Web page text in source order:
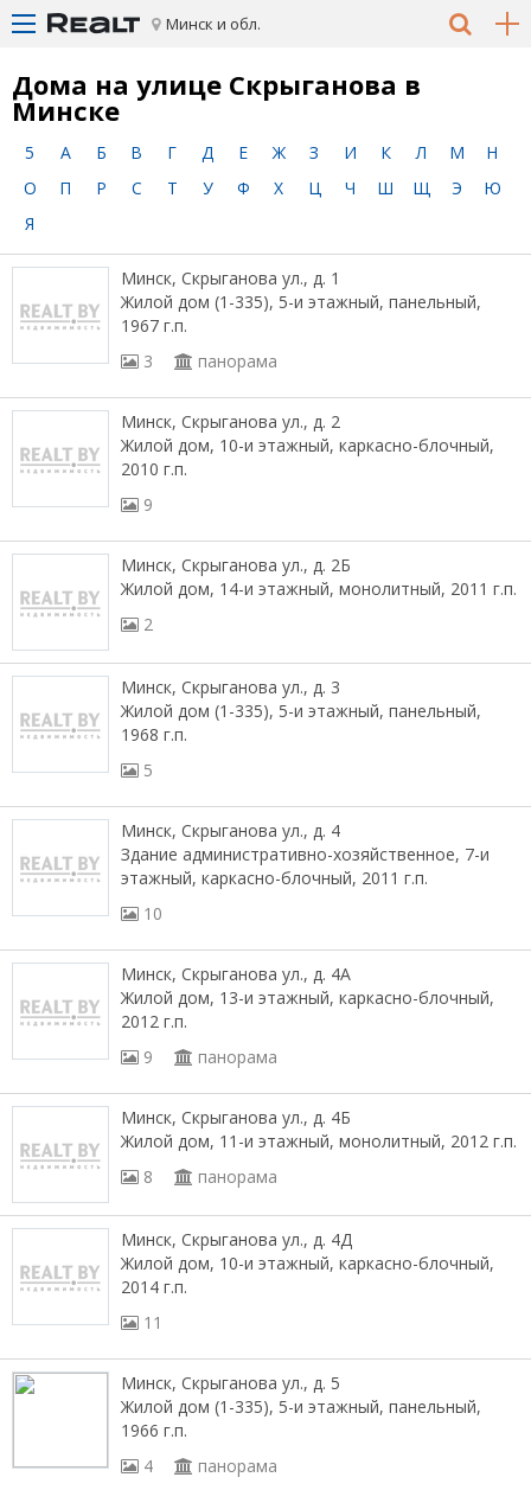
Минск и обл.
Дома на улице Скрыганова в
Минске
5 А Б В Г Д Е Ж З И К Л М
Н
О
П Р С Т У Ф Х Ц Ч Ш Щ Э
Ю
Я
Минск, Скрыганова ул., д. 1
Жилой дом (1-335), 5-и этажный, панельный,
1967 г.п.
3
панорама
Минск, Скрыганова ул., д. 2
Жилой дом, 10-и этажный, каркасно-блочный,
2010 г.п.
9
Минск, Скрыганова ул., д. 2Б
Жилой дом, 14-и этажный, монолитный, 2011 г.п.
2
Минск, Скрыганова ул., д. 3
Жилой дом (1-335), 5-и этажный, панельный,
1968 г.п.
5
Минск, Скрыганова ул., д. 4
Здание административно-хозяйственное, 7-и
этажный, каркасно-блочный, 2011 г.п.
10
Минск, Скрыганова ул., д. 4А
Жилой дом, 13-и этажный, каркасно-блочный,
2012 г.п.
9
панорама
Минск, Скрыганова ул., д. 4Б
Жилой дом, 11-и этажный, монолитный, 2012 г.п.
8
панорама
Минск, Скрыганова ул., д. 4Д
Жилой дом, 10-и этажный, каркасно-блочный,
2014 г.п.
11
Минск, Скрыганова ул., д. 5
Жилой дом (1-335), 5-и этажный, панельный,
1966 г.п.
4
панорама